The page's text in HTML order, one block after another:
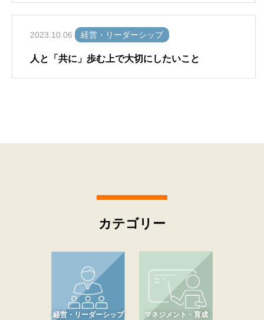
2023.10.06 経営・リーダーシップ
人と「共に」歩む上で大切にしたいこと
カテゴリー
経営・リーダーシップ マネジメント・育成